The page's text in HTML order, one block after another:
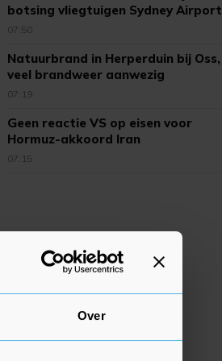
Over
botsing vliegtuigen Sydney Airport
07:50
Natuurbrand in Herperduin bij Oss,
veel brandweer aanwezig
07:19
Geen reactie VS op eisen voor
Hormuz-akkoord Iran
07:15